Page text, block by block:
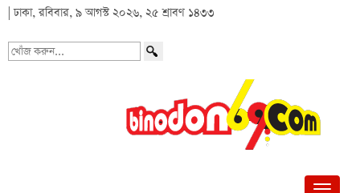
| ঢাকা, রবিবার, ৯ আগস্ট ২০২৬, ২৫ শ্রাবণ ১৪৩৩
খোঁজ